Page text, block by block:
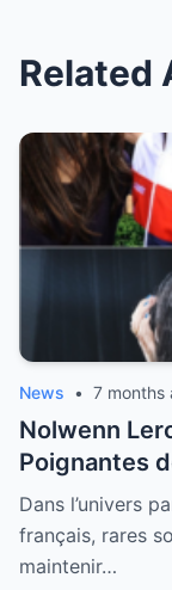
Related
News • 7 months
Nolwenn
Poignantes
sa Vie”
Dans l’univers
français, rares
maintenir…